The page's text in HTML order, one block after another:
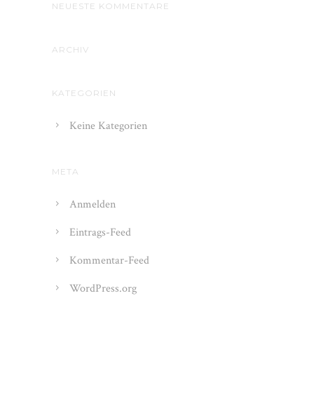
NEUESTE KOMMENTARE
ARCHIV
KATEGORIEN
Keine Kategorien
META
Anmelden
Eintrags-Feed
Kommentar-Feed
WordPress.org